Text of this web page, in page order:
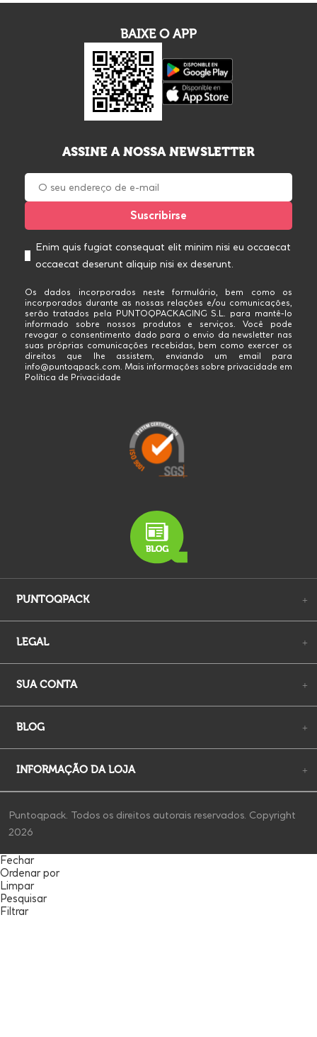
BAIXE O APP
ASSINE A NOSSA NEWSLETTER
Enim quis fugiat consequat elit minim nisi eu occaecat
occaecat deserunt aliquip nisi ex deserunt.
Os dados incorporados neste formulário, bem como os
incorporados durante as nossas relações e/ou comunicações,
serão tratados pela PUNTOQPACKAGING S.L. para mantê-lo
informado sobre nossos produtos e serviços. Você pode
revogar o consentimento dado para o envio da newsletter nas
suas próprias comunicações recebidas, bem como exercer os
direitos que lhe assistem, enviando um email para
info@puntoqpack.com. Mais informações sobre privacidade em
Política de Privacidade
PUNTOQPACK +
LEGAL +
SUA CONTA +
BLOG +
INFORMAÇÃO DA LOJA +
Puntoqpack. Todos os direitos autorais reservados. Copyright
2026
Fechar
Ordenar por
Limpar
Pesquisar
Filtrar